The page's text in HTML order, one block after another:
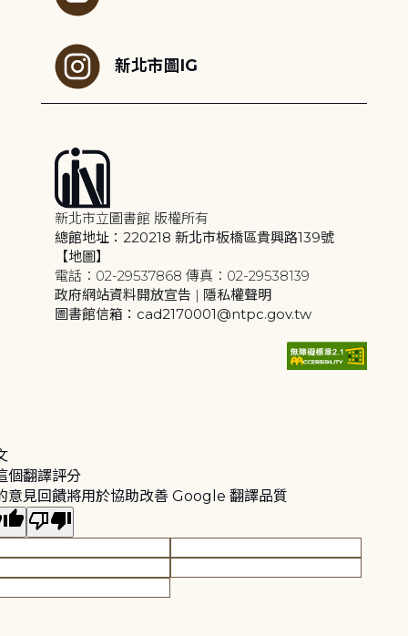
新北市圖IG
新北市立圖書館 版權所有
總館地址：220218 新北市板橋區貴興路139號
【地圖】
電話：02-29537868 傳真：02-29538139
政府網站資料開放宣告 | 隱私權聲明
圖書館信箱：cad2170001@ntpc.gov.tw
個翻譯評分
意見回饋將用於協助改善 Google 翻譯品質